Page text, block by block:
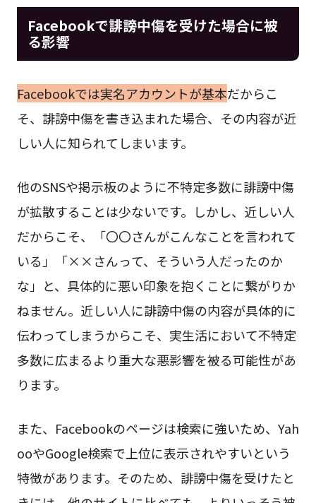
Facebookで誹謗中傷を受けた場合に被
る影響
Facebookでは実名アカウントが基本だからこ
そ、誹謗中傷を書き込まれた場合、その内容が近
しい人に知られてしまいます。
他のSNSや掲示板のように不特定多数に誹謗中傷
が拡散することは少ないです。しかし、近しい人
だからこそ、「〇〇さんがこんなことを言われて
いる」「××さんって、そういう人だったのか
な」と、具体的に悪い印象を抱くことに繋がりか
ねません。近しい人に誹謗中傷の内容が具体的に
伝わってしまうからこそ、実生活において不特定
多数に広まるより重大な悪影響を被る可能性があ
ります。
また、Facebookのページは検索に強いため、Yah
ooやGoogle検索で上位に表示されやすいという
特徴があります。そのため、誹謗中傷を受けたと